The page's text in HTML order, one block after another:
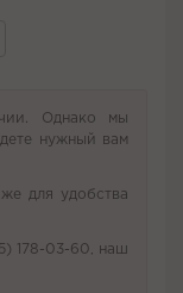
Однако мы
нужный вам
для удобства
178-03-60, наш